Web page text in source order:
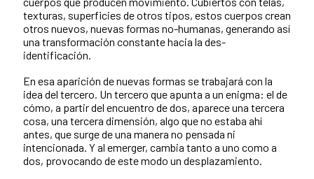
texturas, superficies de otros tipos, estos cuerpos crean
otros nuevos, nuevas formas no-humanas, generando así
una transformación constante hacia la des-
identificación.
En esa aparición de nuevas formas se trabajará con la
idea del tercero. Un tercero que apunta a un enigma: el de
cómo, a partir del encuentro de dos, aparece una tercera
cosa, una tercera dimensión, algo que no estaba ahí
antes, que surge de una manera no pensada ni
intencionada. Y al emerger, cambia tanto a uno como a
dos, provocando de este modo un desplazamiento.